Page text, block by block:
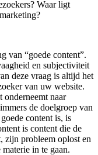
Waar ligt
van “goede content”.
en subjectiviteit
deze vraag is altijd het
van uw website.
naar
de doelgroep van
content is, is
is content die de
zijn probleem oplost en
in te gaan.